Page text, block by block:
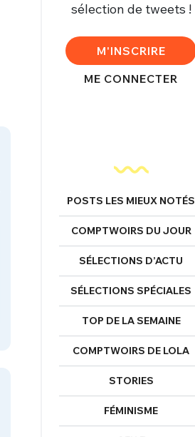
sélection de tweets !
M'INSCRIRE
ME CONNECTER
POSTS LES MIEUX NOTÉS
COMPTWOIRS DU JOUR
SÉLECTIONS D’ACTU
SÉLECTIONS SPÉCIALES
TOP DE LA SEMAINE
COMPTWOIRS DE LOLA
STORIES
FÉMINISME
Mot de passe perdu ?
CONNEXION
FERMER
Un Thread
C'EST PARTI